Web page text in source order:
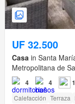
UF 32.500
Casa in Santa
Metropolitana de
4 4
Calefacción Terraza